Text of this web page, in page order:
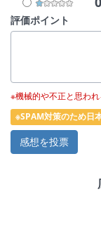
評価ポイント
※機械的や不正と思わ
※SPAM対策のため日